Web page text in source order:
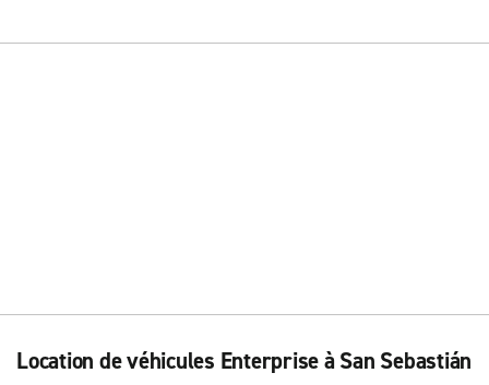
Location de véhicules Enterprise à San Sebastián